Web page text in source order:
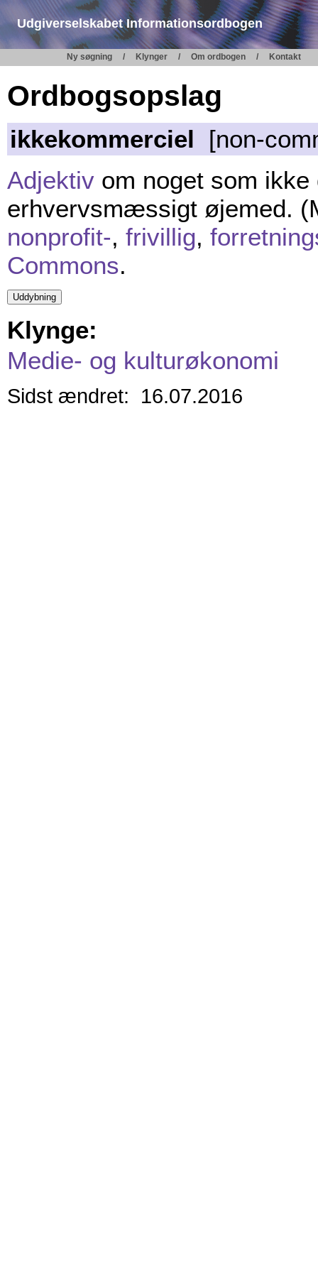
Udgiverselskabet Informationsordbogen
Ny søgning Klynger Om ordbogen Kontakt
Ordbogsopslag
ikkekommerciel [non-
Adjektiv om noget som
erhvervsmæssigt øjemed.
nonprofit-, frivillig,
Commons.
Klynge:
Medie- og kulturøkonomi
Sidst ændret: 16.07.2016